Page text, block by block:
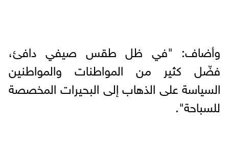
وأضاف: "في ظل طقس صيفي دافئ،
فضّل كثير من المواطنات والمواطنين
السياسة على الذهاب إلى البحيرات المخصصة
للسباحة".